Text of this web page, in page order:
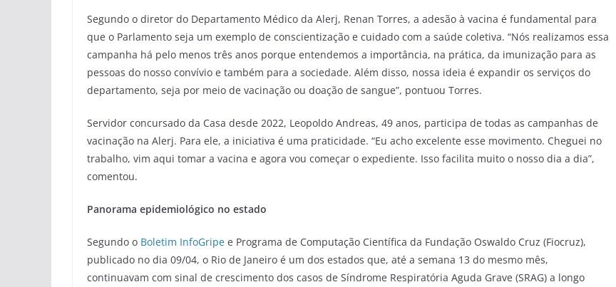
Segundo o diretor do Departamento Médico da Alerj, Renan Torres, a adesão à vacina é fundamental para
que o Parlamento seja um exemplo de conscientização e cuidado com a saúde coletiva. “Nós realizamos essa
campanha há pelo menos três anos porque entendemos a importância, na prática, da imunização para as
pessoas do nosso convívio e também para a sociedade. Além disso, nossa ideia é expandir os serviços do
departamento, seja por meio de vacinação ou doação de sangue”, pontuou Torres.
Servidor concursado da Casa desde 2022, Leopoldo Andreas, 49 anos, participa de todas as campanhas de
vacinação na Alerj. Para ele, a iniciativa é uma praticidade. “Eu acho excelente esse movimento. Cheguei no
trabalho, vim aqui tomar a vacina e agora vou começar o expediente. Isso facilita muito o nosso dia a dia”,
comentou.
Panorama epidemiológico no estado
Segundo o Boletim InfoGripe e Programa de Computação Científica da Fundação Oswaldo Cruz (Fiocruz),
publicado no dia 09/04, o Rio de Janeiro é um dos estados que, até a semana 13 do mesmo mês,
continuavam com sinal de crescimento dos casos de Síndrome Respiratória Aguda Grave (SRAG) a longo